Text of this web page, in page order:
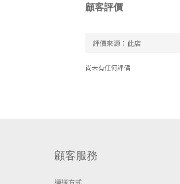
顧客評價
尚未有任何評價
顧客服務
運送方式